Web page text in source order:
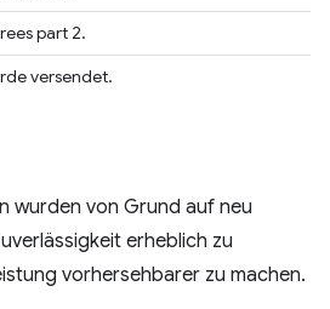
part 2.
versendet.
wurden von Grund auf neu
erheblich zu
vorhersehbarer zu machen.